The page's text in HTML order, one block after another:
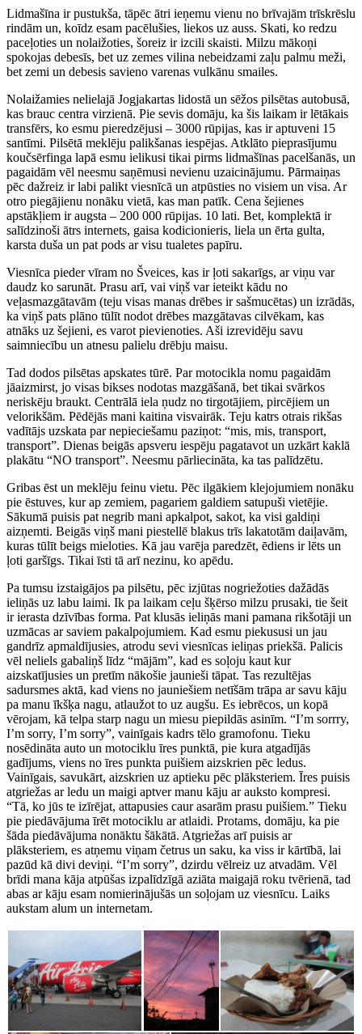
Lidmašīna ir pustukša, tāpēc ātri ieņemu vienu no brīvajām trīskrēslu
rindām un, koīdz esam pacēlušies, liekos uz auss. Skati, ko redzu
paceļoties un nolaižoties, šoreiz ir izcili skaisti. Milzu mākoņi
spokojas debesīs, bet uz zemes vilina nebeidzami zaļu palmu meži,
bet zemi un debesis savieno varenas vulkānu smailes.
Nolaižamies nelielajā Jogjakartas lidostā un sēžos pilsētas autobusā,
kas brauc centra virzienā. Pie sevis domāju, ka šis laikam ir lētākais
transfērs, ko esmu pieredzējusi – 3000 rūpijas, kas ir aptuveni 15
santīmi. Pilsētā meklēju palikšanas iespējas. Atklāto pieprasījumu
koučsērfinga lapā esmu ielikusi tikai pirms lidmašīnas pacelšanās, un
pagaidām vēl neesmu saņēmusi nevienu uzaicinājumu. Pārmaiņas
pēc dažreiz ir labi palikt viesnīcā un atpūsties no visiem un visa. Ar
otro piegājienu nonāku vietā, kas man patīk. Cena šejienes
apstākļiem ir augsta – 200 000 rūpijas. 10 lati. Bet, komplektā ir
salīdzinoši ātrs internets, gaisa kodicionieris, liela un ērta gulta,
karsta duša un pat pods ar visu tualetes papīru.
Viesnīca pieder vīram no Šveices, kas ir ļoti sakarīgs, ar viņu var
daudz ko sarunāt. Prasu arī, vai viņš var ieteikt kādu no
veļasmazgātavām (teju visas manas drēbes ir sašmucētas) un izrādās,
ka viņš pats plāno tūlīt nodot drēbes mazgātavas cilvēkam, kas
atnāks uz šejieni, es varot pievienoties. Aši izrevidēju savu
saimniecību un atnesu palielu drēbju maisu.
Tad dodos pilsētas apskates tūrē. Par motocikla nomu pagaidām
jāaizmirst, jo visas bikses nodotas mazgāšanā, bet tikai svārkos
neriskēju braukt. Centrālā iela ņudz no tirgotājiem, pircējiem un
velorikšām. Pēdējās mani kaitina visvairāk. Teju katrs otrais rikšas
vadītājs uzskata par nepieciešamu paziņot: “mis, mis, transport,
transport”. Dienas beigās apsveru iespēju pagatavot un uzkārt kaklā
plakātu “NO transport”. Neesmu pārliecināta, ka tas palīdzētu.
Gribas ēst un meklēju feinu vietu. Pēc ilgākiem klejojumiem nonāku
pie ēstuves, kur ap zemiem, pagariem galdiem satupuši vietējie.
Sākumā puisis pat negrib mani apkalpot, sakot, ka visi galdiņi
aizņemti. Beigās viņš mani piestellē blakus trīs lakatotām daiļavām,
kuras tūlīt beigs mieloties. Kā jau varēja paredzēt, ēdiens ir lēts un
ļoti garšīgs. Tikai īsti tā arī nezinu, ko apēdu.
Pa tumsu izstaigājos pa pilsētu, pēc izjūtas nogriežoties dažādās
ieliņās uz labu laimi. Ik pa laikam ceļu šķērso milzu prusaki, tie šeit
ir ierasta dzīvības forma. Pat klusās ieliņās mani pamana rikšotāji un
uzmācas ar saviem pakalpojumiem. Kad esmu piekususi un jau
gandrīz apmaldījusies, atrodu sevi viesnīcas ieliņas priekšā. Palicis
vēl neliels gabaliņš līdz “mājām”, kad es soļoju kaut kur
aizskatījusies un pretīm nākošie jaunieši tāpat. Tas rezultējas
sadursmes aktā, kad viens no jauniešiem netīšām trāpa ar savu kāju
pa manu īkšķa nagu, atlaužot to uz augšu. Es iebrēcos, un kopā
vērojam, kā telpa starp nagu un miesu piepildās asinīm. “I’m sorrry,
I’m sorry, I’m sorry”, vainīgais kadrs tēlo gramofonu. Tieku
nosēdināta auto un motociklu īres punktā, pie kura atgadījās
gadījums, viens no īres punkta puišiem aizskrien pēc ledus.
Vainīgais, savukārt, aizskrien uz aptieku pēc plāksteriem. Īres puisis
atgriežas ar ledu un maigi aptver manu kāju ar auksto kompresi.
“Tā, ko jūs te izīrējat, attapusies caur asarām prasu puišiem.” Tieku
pie piedāvājuma īrēt motociklu ar atlaidi. Protams, domāju, ka pie
šāda piedāvājuma nonāktu šākātā. Atgriežas arī puisis ar
plāksteriem, es atņemu viņam četrus un saku, ka viss ir kārtībā, lai
pazūd kā divi deviņi. “I’m sorry”, dzirdu vēlreiz uz atvadām. Vēl
brīdi mana kāja atpūšas izpalīdzīgā aziāta maigajā roku tvērienā, tad
abas ar kāju esam nomierinājušās un soļojam uz viesnīcu. Laiks
aukstam alum un internetam.